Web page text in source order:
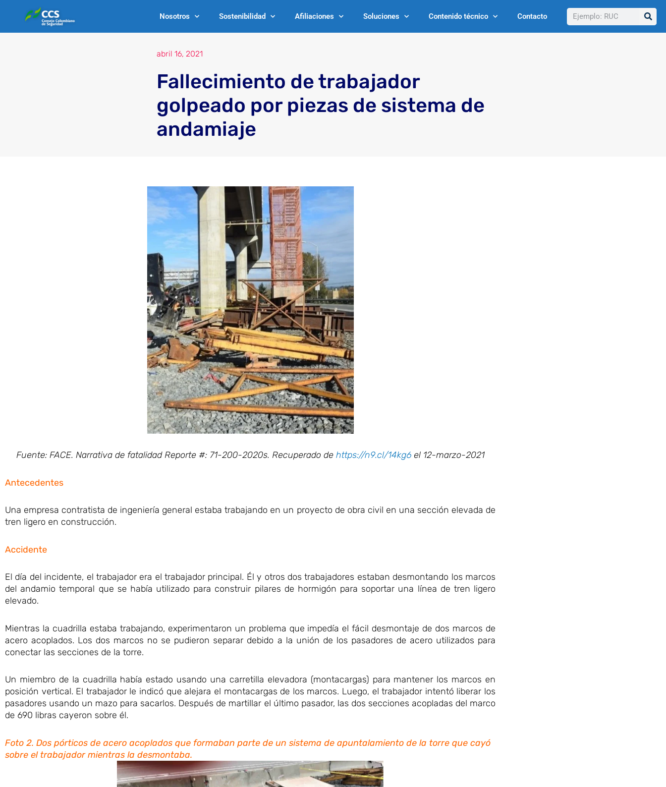
Nosotros Sostenibilidad Afiliaciones Soluciones Contenido técnico Contacto Buscar
abril 16, 2021
Fallecimiento de trabajador
golpeado por piezas de sistema de
andamiaje
Fuente: FACE. Narrativa de fatalidad Reporte #: 71-200-2020s. Recuperado de https://n9.cl/14kg6el 12-marzo-2021
Antecedentes
Una empresa contratista de ingeniería general estaba trabajando en un proyecto de obra civil en una sección elevada de
tren ligero en construcción.
Accidente
El día del incidente, el trabajador era el trabajador principal. Él y otros dos trabajadores estaban desmontando los marcos
del andamio temporal que se había utilizado para construir pilares de hormigón para soportar una línea de tren ligero
elevado.
Mientras la cuadrilla estaba trabajando, experimentaron un problema que impedía el fácil desmontaje de dos marcos de
acero acoplados. Los dos marcos no se pudieron separar debido a la unión de los pasadores de acero utilizados para
conectar las secciones de la torre.
Un miembro de la cuadrilla había estado usando una carretilla elevadora (montacargas) para mantener los marcos en
posición vertical. El trabajador le indicó que alejara el montacargas de los marcos. Luego, el trabajador intentó liberar los
pasadores usando un mazo para sacarlos. Después de martillar el último pasador, las dos secciones acopladas del marco
de 690 libras cayeron sobre él.
Foto 2. Dos pórticos de acero acoplados que formaban parte de un sistema de apuntalamiento de la torre que cayó
sobre el trabajador mientras la desmontaba.